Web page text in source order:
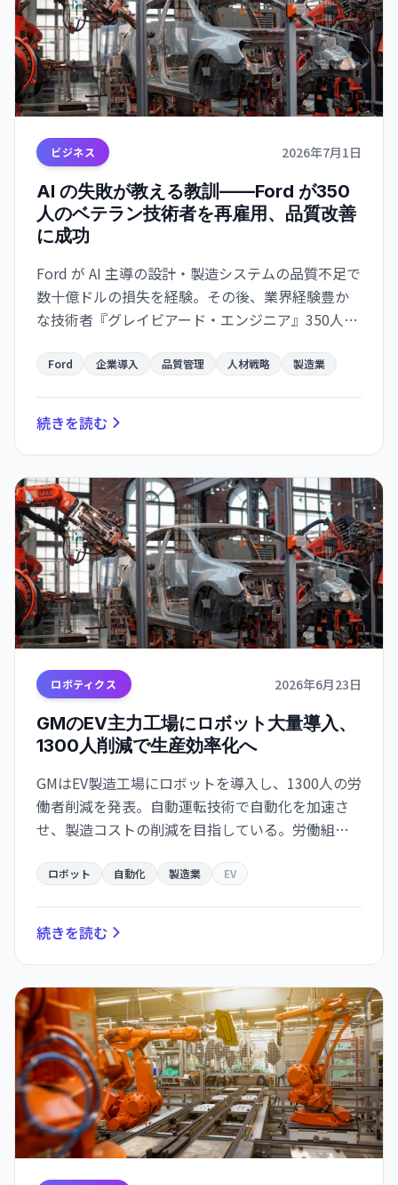
ビジネス 2026年7月1日
AI の失敗が教える教訓——Ford が350
人のベテラン技術者を再雇用、品質改善
に成功
Ford が AI 主導の設計・製造システムの品質不足で
数十億ドルの損失を経験。その後、業界経験豊か
な技術者『グレイビアード・エンジニア』350人を
現。AI 導入の落とし穴と人材の価値を示唆
Ford 企業導入 品質管理 人材戦略 製造業
続きを読む
ロボティクス 2026年6月23日
GMのEV主力工場にロボット大量導入、
1300人削減で生産効率化へ
GMはEV製造工場にロボットを導入し、1300人の労
働者削減を発表。自動運転技術で自動化を加速さ
せ、製造コストの削減を目指している。労働組合
ロボット 自動化 製造業 EV
続きを読む